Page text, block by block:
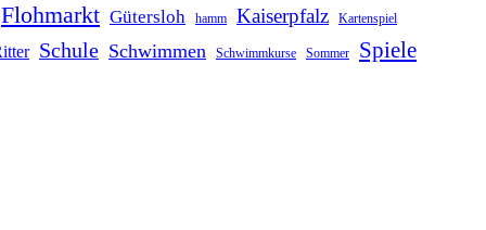
Flohmarkt Gütersloh hamm Kaiserpfalz Kartenspiel
Schule Schwimmen Schwimmkurse Sommer Spiele